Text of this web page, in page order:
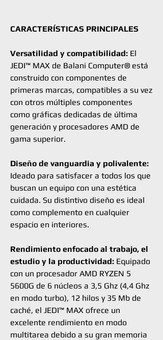
CARACTERÍSTICAS PRINCIPALES
Versatilidad y compatibilidad: El
JEDI™ MAX de Balani Computer® está
construido con componentes de
primeras marcas, compatibles a su vez
con otros múltiples componentes
como gráficas dedicadas de última
generación y procesadores AMD de
gama superior.
Diseño de vanguardia y polivalente:
Ideado para satisfacer a todos los que
buscan un equipo con una estética
cuidada. Su distintivo diseño es ideal
como complemento en cualquier
espacio en interiores.
Rendimiento enfocado al trabajo, el
estudio y la productividad: Equipado
con un procesador AMD RYZEN 5
5600G de 6 núcleos a 3,5 Ghz (4,4 Ghz
en modo turbo), 12 hilos y 35 Mb de
caché, el JEDI™ MAX ofrece un
excelente rendimiento en modo
multitarea debido a su gran memoria